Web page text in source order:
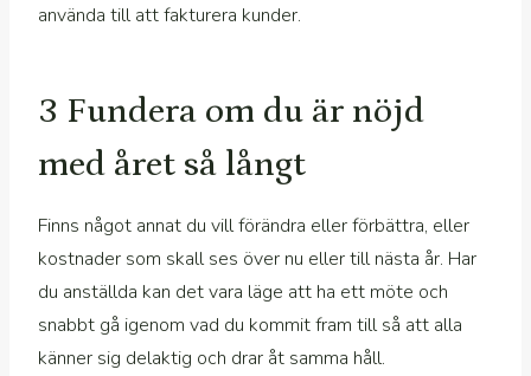
använda till att fakturera kunder.
3 Fundera om du är nöjd
med året så långt
Finns något annat du vill förändra eller förbättra, eller
kostnader som skall ses över nu eller till nästa år. Har
du anställda kan det vara läge att ha ett möte och
snabbt gå igenom vad du kommit fram till så att alla
känner sig delaktig och drar åt samma håll.